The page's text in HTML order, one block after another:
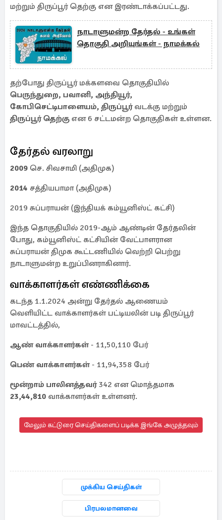
மற்றும் திருப்பூர் தெற்கு என இரண்டாக்கப்பட்டது.
நாடாளுமன்ற தேர்தல் - உங்கள்
தொகுதி அறியுங்கள் - நாமக்கல்
தற்போது திருப்பூர் மக்களவை தொகுதியில்
பெருந்துறை, பவானி, அந்தியூர்,
கோபிசெட்டிபாளையம், திருப்பூர்வடக்கு மற்றும்
திருப்பூர் தெற்கு என 6 சட்டமன்ற தொகுதிகள் உள்ளன.
தேர்தல் வரலாறு
2009 செ. சிவசாமி (அதிமுக)
2014 சத்தியபாமா (அதிமுக)
2019 சுப்பராயன் (இந்தியக் கம்யூனிஸ்ட் கட்சி)
இந்த தொகுதியில் 2019-ஆம் ஆண்டின் தேர்தலின்
போது, கம்யூனிஸ்ட் கட்சியின் வேட்பாளரான
சுப்பராயன் திமுக கூட்டணியில் வெற்றி பெற்று
நாடாளுமன்ற உறுப்பினராகினார்.
வாக்காளர்கள் எண்ணிக்கை
கடந்த 1.1.2024 அன்று தேர்தல் ஆணையம்
வெளியிட்ட வாக்காளர்கள் பட்டியலின் படி திருப்பூர்
மாவட்டத்தில்,
ஆண் வாக்காளர்கள் - 11,50,110 பேர்
பெண் வாக்காளர்கள் - 11,94,358 பேர்
மூன்றாம் பாலினத்தவர்342 என மொத்தமாக
23,44,810 வாக்காளர்கள் உள்ளனர்.
மேலும் கட்டுரை செய்திகளைப் படிக்க இங்கே அழுத்தவும்
முக்கிய செய்திகள்
பிரபலமானவை